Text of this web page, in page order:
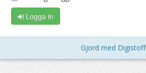
Logga in
Gjord med Digistoff